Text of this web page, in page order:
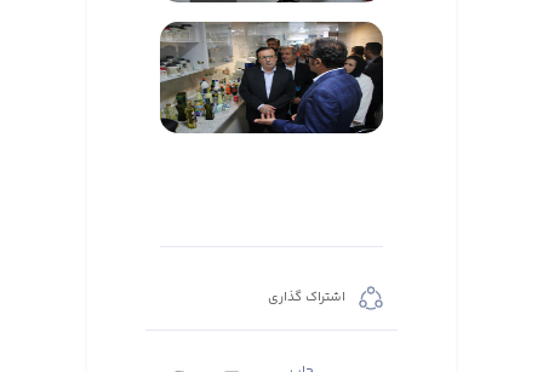
اشتراک گذاری